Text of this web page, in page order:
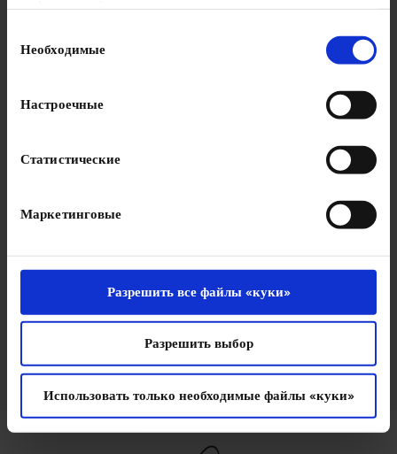
использовать наш сайт, вы соглашаетесь на
согласия
Необходимые
Настроечные
Статистические
Маркетинговые
Разрешить все файлы «куки»
Разрешить выбор
Использовать только необходимые файлы «куки»
Autorizzo ai sensi dellaprivacy policyil
trattamento dei miei dati personali.